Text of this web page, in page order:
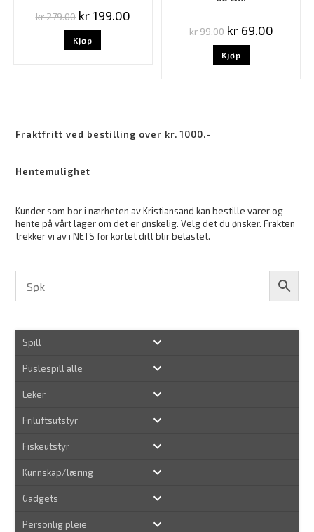
kr279.00 kr199.00
Kjøp
kr99.00 kr69.00
Kjøp
Fraktfritt ved bestilling over kr. 1000.-
Hentemulighet
Kunder som bor i nærheten av Kristiansand kan bestille varer og
hente på vårt lager om det er ønskelig. Velg det du ønsker. Frakten
trekker vi av i NETS før kortet ditt blir belastet.
Spill
Puslespill alle
Leker
Friluftsutstyr
Fiskeutstyr
Kunnskap/læring
Gadgets
Personlig pleie